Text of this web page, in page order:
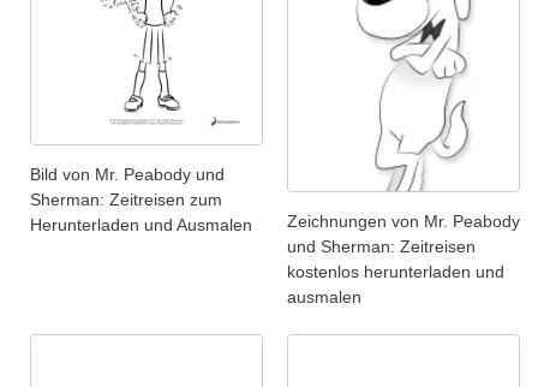
Bild von Mr. Peabody und
Sherman: Zeitreisen zum
Herunterladen und Ausmalen
Zeichnungen von Mr. Peabody
und Sherman: Zeitreisen
kostenlos herunterladen und
ausmalen